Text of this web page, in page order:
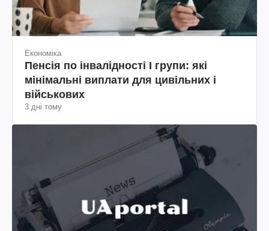
Економіка
Пенсія по інвалідності I групи: які
мінімальні виплати для цивільних і
військових
3 дні тому